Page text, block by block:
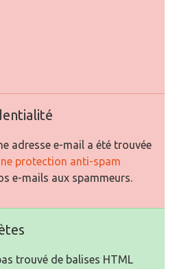
adresse e-mail a été trouvée
protection anti-spam
e-mails aux spammeurs.
trouvé de balises HTML